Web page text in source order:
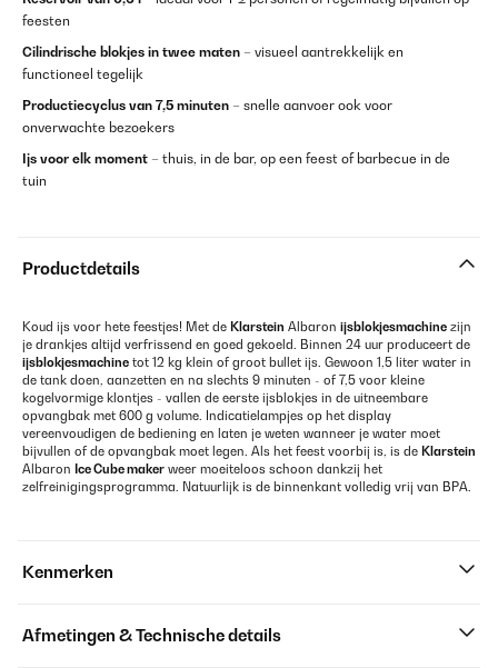
feesten
Cilindrische blokjes in twee maten – visueel aantrekkelijk en
functioneel tegelijk
Productiecyclus van 7,5 minuten – snelle aanvoer ook voor
onverwachte bezoekers
Ijs voor elk moment – thuis, in de bar, op een feest of barbecue in de
tuin
Productdetails
Koud ijs voor hete feestjes! Met de Klarstein Albaron ijsblokjesmachine zijn
je drankjes altijd verfrissend en goed gekoeld. Binnen 24 uur produceert de
ijsblokjesmachine tot 12 kg klein of groot bullet ijs. Gewoon 1,5 liter water in
de tank doen, aanzetten en na slechts 9 minuten - of 7,5 voor kleine
kogelvormige klontjes - vallen de eerste ijsblokjes in de uitneembare
opvangbak met 600 g volume. Indicatielampjes op het display
vereenvoudigen de bediening en laten je weten wanneer je water moet
bijvullen of de opvangbak moet legen. Als het feest voorbij is, is de Klarstein
Albaron Ice Cube maker weer moeiteloos schoon dankzij het
zelfreinigingsprogramma. Natuurlijk is de binnenkant volledig vrij van BPA.
Kenmerken
Afmetingen & Technische details